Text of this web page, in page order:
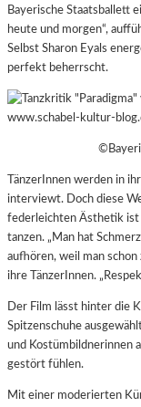
Bayerische Staatsballett
heute und morgen“,
Selbst Sharon Eyals
perfekt beherrscht.
TänzerInnen werden in
interviewt. Doch diese
federleichten Ästhetik ist
tanzen. „Man hat
aufhören, weil man
ihre TänzerInnen.
Der Film lässt hinter die
Spitzenschuhe
und Kostümbildnerinnen
gestört fühlen.
Mit einer moderierten